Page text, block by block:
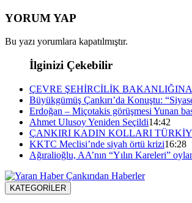
YORUM YAP
Bu yazı yorumlara kapatılmıştır.
İlginizi Çekebilir
ÇEVRE ŞEHİRCİLİK
Büyükgümüş Çankırı’da Konuştu:
Erdoğan – Miçotakis görüşmesi Yunan
Ahmet Ulusoy Yeniden Seçildi14:42
ÇANKIRI KADIN KOLLARI
KKTC Meclisi’nde siyah örtü krizi16:28
Ağıralioğlu, AA’nın “Yılın Kareleri”
KATEGORİLER